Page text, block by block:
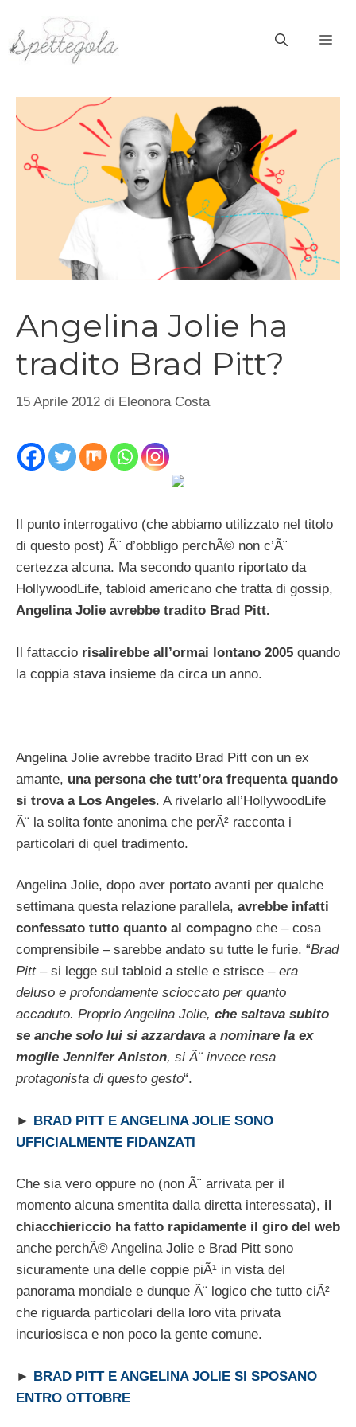
contenuto
Angelina Jolie ha
tradito Brad Pitt?
15 Aprile 2012 di Eleonora Costa
Il punto interrogativo (che abbiamo utilizzato nel titolo
di questo post) Ã¨ d’obbligo perchÃ© non c’Ã¨
certezza alcuna. Ma secondo quanto riportato da
HollywoodLife, tabloid americano che tratta di gossip,
Angelina Jolie avrebbe tradito Brad Pitt.
Il fattaccio risalirebbe all’ormai lontano 2005 quando
la coppia stava insieme da circa un anno.
Angelina Jolie avrebbe tradito Brad Pitt con un ex
amante, una persona che tutt’ora frequenta quando
si trova a Los Angeles. A rivelarlo all’HollywoodLife
Ã¨ la solita fonte anonima che perÃ² racconta i
particolari di quel tradimento.
Angelina Jolie, dopo aver portato avanti per qualche
settimana questa relazione parallela, avrebbe infatti
confessato tutto quanto al compagno che – cosa
comprensibile – sarebbe andato su tutte le furie. “Brad
Pitt – si legge sul tabloid a stelle e strisce – era
deluso e profondamente scioccato per quanto
accaduto. Proprio Angelina Jolie, che saltava subito
se anche solo lui si azzardava a nominare la ex
moglie Jennifer Aniston, si Ã¨ invece resa
protagonista di questo gesto“.
► BRAD PITT E ANGELINA JOLIE SONO
UFFICIALMENTE FIDANZATI
Che sia vero oppure no (non Ã¨ arrivata per il
momento alcuna smentita dalla diretta interessata), il
chiacchiericcio ha fatto rapidamente il giro del web
anche perchÃ© Angelina Jolie e Brad Pitt sono
sicuramente una delle coppie piÃ¹ in vista del
panorama mondiale e dunque Ã¨ logico che tutto ciÃ²
che riguarda particolari della loro vita privata
incuriosisca e non poco la gente comune.
► BRAD PITT E ANGELINA JOLIE SI SPOSANO
ENTRO OTTOBRE